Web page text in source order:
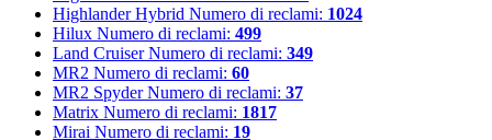
Highlander Hybrid Numero di reclami: 1024
Hilux Numero di reclami: 499
Land Cruiser Numero di reclami: 349
MR2 Numero di reclami: 60
MR2 Spyder Numero di reclami: 37
Matrix Numero di reclami: 1817
Mirai Numero di reclami: 19